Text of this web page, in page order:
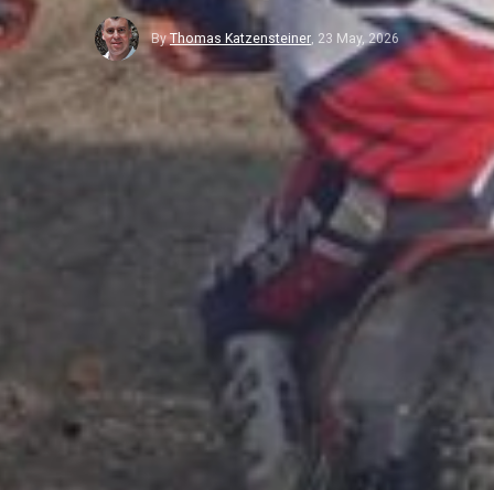
ByThomas Katzensteiner, 23 May, 2026